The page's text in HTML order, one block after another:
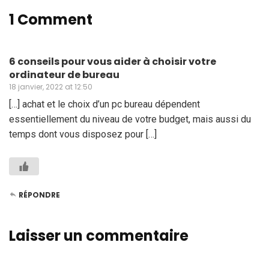
1 Comment
6 conseils pour vous aider à choisir votre
ordinateur de bureau
18 janvier, 2022 at 12:50
[…] achat et le choix d’un pc bureau dépendent
essentiellement du niveau de votre budget, mais aussi du
temps dont vous disposez pour […]
RÉPONDRE
Laisser un commentaire